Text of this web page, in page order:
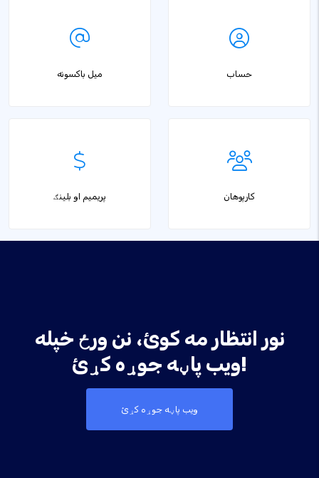
میل باکسونه حساب
پریمیم او بلینګ کارپوهان
نور انتظار مه کوئ، نن ورځ خپله
ویب پاڼه جوړه کړئ!
ویب پاڼه جوړه کړئ